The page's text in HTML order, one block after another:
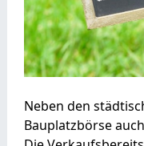
Neben den
Bauplatzbörse